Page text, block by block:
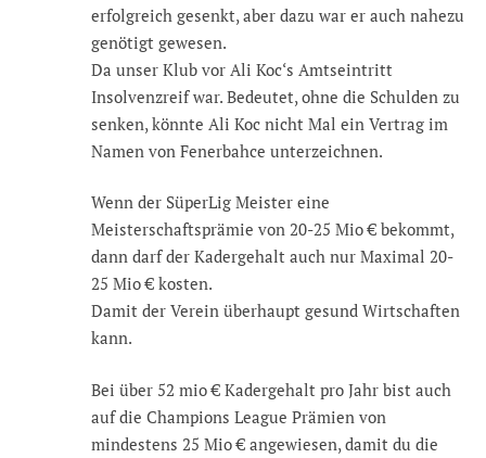
erfolgreich gesenkt, aber dazu war er auch nahezu
genötigt gewesen.
Da unser Klub vor Ali Koc‘s Amtseintritt
Insolvenzreif war. Bedeutet, ohne die Schulden zu
senken, könnte Ali Koc nicht Mal ein Vertrag im
Namen von Fenerbahce unterzeichnen.
Wenn der SüperLig Meister eine
Meisterschaftsprämie von 20-25 Mio € bekommt,
dann darf der Kadergehalt auch nur Maximal 20-
25 Mio € kosten.
Damit der Verein überhaupt gesund Wirtschaften
kann.
Bei über 52 mio € Kadergehalt pro Jahr bist auch
auf die Champions League Prämien von
mindestens 25 Mio € angewiesen, damit du die